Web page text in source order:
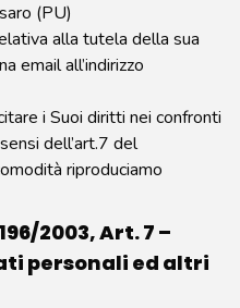
(PU)
alla tutela della sua
email all’indirizzo
i Suoi diritti nei confronti
dell’art.7 del
riproduciamo
2003, Art. 7 –
personali ed altri